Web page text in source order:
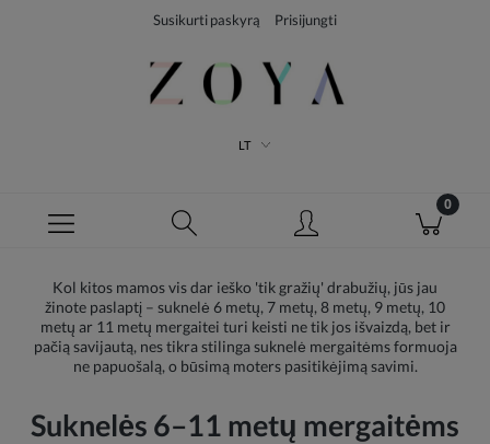
Susikurti paskyrą Prisijungti
LT
Kol kitos mamos vis dar ieško 'tik gražių' drabužių, jūs jau
žinote paslaptį – suknelė 6 metų, 7 metų, 8 metų, 9 metų, 10
metų ar 11 metų mergaitei turi keisti ne tik jos išvaizdą, bet ir
pačią savijautą, nes tikra stilinga suknelė mergaitėms formuoja
ne papuošalą, o būsimą moters pasitikėjimą savimi.
Suknelės 6–11 metų mergaitėms